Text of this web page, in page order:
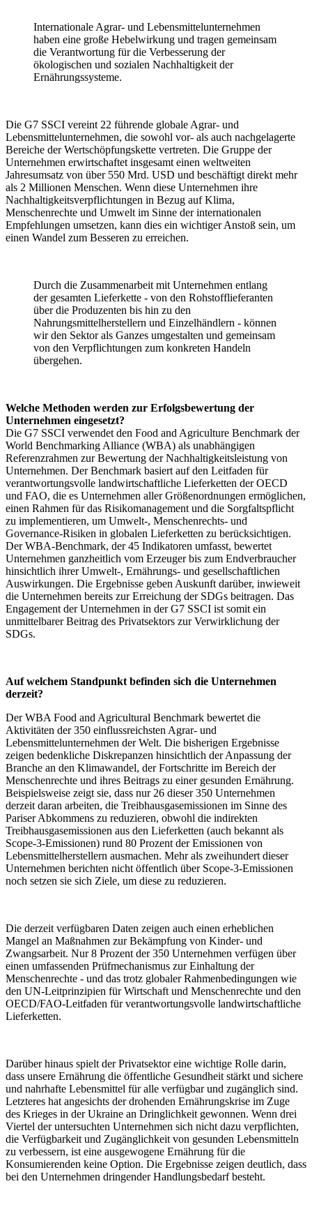
Internationale Agrar- und Lebensmittelunternehmen
haben eine große Hebelwirkung und tragen gemeinsam
die Verantwortung für die Verbesserung der
ökologischen und sozialen Nachhaltigkeit der
Ernährungssysteme.
Die G7 SSCI vereint 22 führende globale Agrar- und
Lebensmittelunternehmen, die sowohl vor- als auch nachgelagerte
Bereiche der Wertschöpfungskette vertreten. Die Gruppe der
Unternehmen erwirtschaftet insgesamt einen weltweiten
Jahresumsatz von über 550 Mrd. USD und beschäftigt direkt mehr
als 2 Millionen Menschen. Wenn diese Unternehmen ihre
Nachhaltigkeitsverpflichtungen in Bezug auf Klima,
Menschenrechte und Umwelt im Sinne der internationalen
Empfehlungen umsetzen, kann dies ein wichtiger Anstoß sein, um
einen Wandel zum Besseren zu erreichen.
Durch die Zusammenarbeit mit Unternehmen entlang
der gesamten Lieferkette - von den Rohstofflieferanten
über die Produzenten bis hin zu den
Nahrungsmittelherstellern und Einzelhändlern - können
wir den Sektor als Ganzes umgestalten und gemeinsam
von den Verpflichtungen zum konkreten Handeln
übergehen.
Welche Methoden werden zur Erfolgsbewertung der
Unternehmen eingesetzt?
Die G7 SSCI verwendet den Food and Agriculture Benchmark der
World Benchmarking Alliance (WBA) als unabhängigen
Referenzrahmen zur Bewertung der Nachhaltigkeitsleistung von
Unternehmen. Der Benchmark basiert auf den Leitfaden für
verantwortungsvolle landwirtschaftliche Lieferketten der OECD
und FAO, die es Unternehmen aller Größenordnungen ermöglichen,
einen Rahmen für das Risikomanagement und die Sorgfaltspflicht
zu implementieren, um Umwelt-, Menschenrechts- und
Governance-Risiken in globalen Lieferketten zu berücksichtigen.
Der WBA-Benchmark, der 45 Indikatoren umfasst, bewertet
Unternehmen ganzheitlich vom Erzeuger bis zum Endverbraucher
hinsichtlich ihrer Umwelt-, Ernährungs- und gesellschaftlichen
Auswirkungen. Die Ergebnisse geben Auskunft darüber, inwieweit
die Unternehmen bereits zur Erreichung der SDGs beitragen. Das
Engagement der Unternehmen in der G7 SSCI ist somit ein
unmittelbarer Beitrag des Privatsektors zur Verwirklichung der
SDGs.
Auf welchem Standpunkt befinden sich die Unternehmen
derzeit?
Der WBA Food and Agricultural Benchmark bewertet die
Aktivitäten der 350 einflussreichsten Agrar- und
Lebensmittelunternehmen der Welt. Die bisherigen Ergebnisse
zeigen bedenkliche Diskrepanzen hinsichtlich der Anpassung der
Branche an den Klimawandel, der Fortschritte im Bereich der
Menschenrechte und ihres Beitrags zu einer gesunden Ernährung.
Beispielsweise zeigt sie, dass nur 26 dieser 350 Unternehmen
derzeit daran arbeiten, die Treibhausgasemissionen im Sinne des
Pariser Abkommens zu reduzieren, obwohl die indirekten
Treibhausgasemissionen aus den Lieferketten (auch bekannt als
Scope-3-Emissionen) rund 80 Prozent der Emissionen von
Lebensmittelherstellern ausmachen. Mehr als zweihundert dieser
Unternehmen berichten nicht öffentlich über Scope-3-Emissionen
noch setzen sie sich Ziele, um diese zu reduzieren.
Die derzeit verfügbaren Daten zeigen auch einen erheblichen
Mangel an Maßnahmen zur Bekämpfung von Kinder- und
Zwangsarbeit. Nur 8 Prozent der 350 Unternehmen verfügen über
einen umfassenden Prüfmechanismus zur Einhaltung der
Menschenrechte - und das trotz globaler Rahmenbedingungen wie
den UN-Leitprinzipien für Wirtschaft und Menschenrechte und den
OECD/FAO-Leitfaden für verantwortungsvolle landwirtschaftliche
Lieferketten.
Darüber hinaus spielt der Privatsektor eine wichtige Rolle darin,
dass unsere Ernährung die öffentliche Gesundheit stärkt und sichere
und nahrhafte Lebensmittel für alle verfügbar und zugänglich sind.
Letzteres hat angesichts der drohenden Ernährungskrise im Zuge
des Krieges in der Ukraine an Dringlichkeit gewonnen. Wenn drei
Viertel der untersuchten Unternehmen sich nicht dazu verpflichten,
die Verfügbarkeit und Zugänglichkeit von gesunden Lebensmitteln
zu verbessern, ist eine ausgewogene Ernährung für die
Konsumierenden keine Option. Die Ergebnisse zeigen deutlich, dass
bei den Unternehmen dringender Handlungsbedarf besteht.